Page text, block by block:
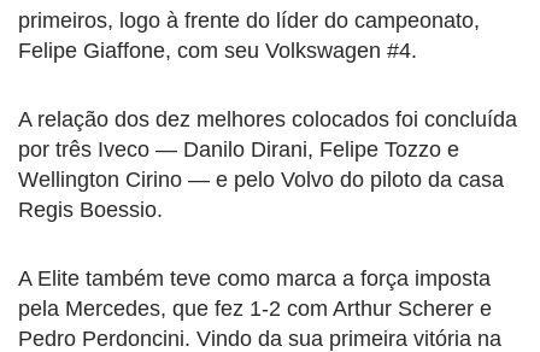
primeiros, logo à frente do líder do campeonato,
Felipe Giaffone, com seu Volkswagen #4.
A relação dos dez melhores colocados foi concluída
por três Iveco — Danilo Dirani, Felipe Tozzo e
Wellington Cirino — e pelo Volvo do piloto da casa
Regis Boessio.
A Elite também teve como marca a força imposta
pela Mercedes, que fez 1-2 com Arthur Scherer e
Pedro Perdoncini. Vindo da sua primeira vitória na